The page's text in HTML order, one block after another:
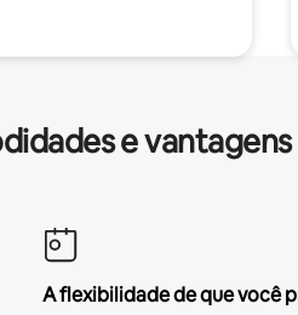
e
A flexibilidade de que você